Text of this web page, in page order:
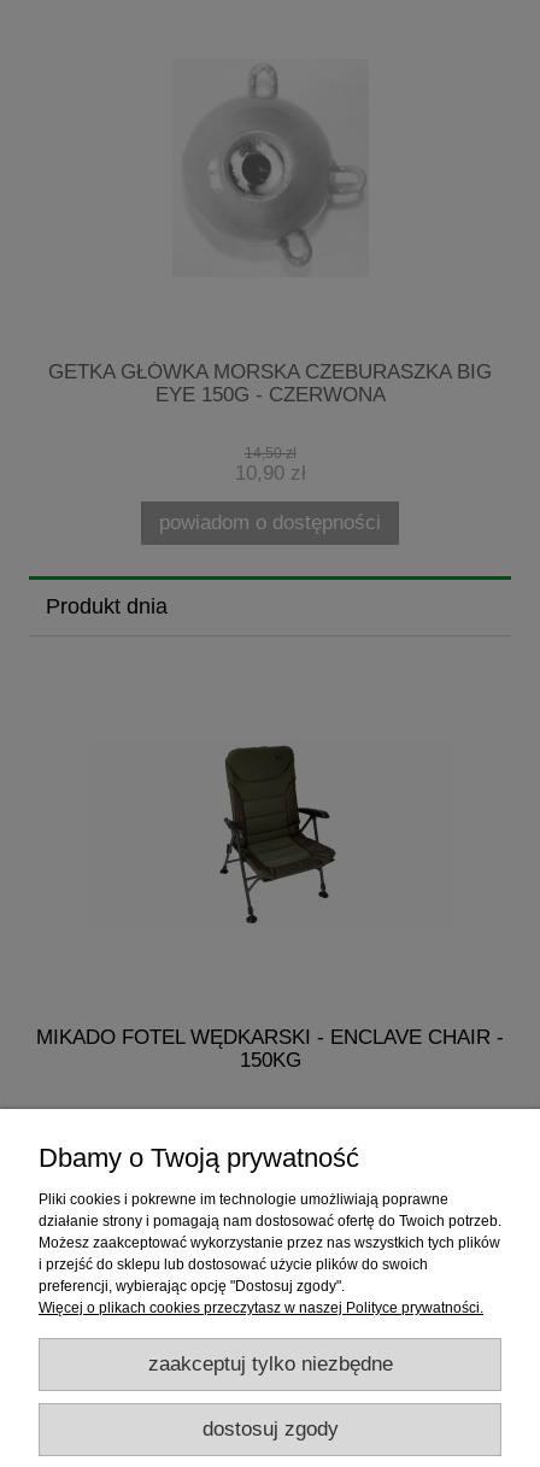
GETKA GŁÓWKA MORSKA CZEBURASZKA BIG
EYE 150G - CZERWONA
14,50 zł
10,90 zł
powiadom o dostępności
Produkt dnia
MIKADO FOTEL WĘDKARSKI - ENCLAVE CHAIR -
150KG
do koszyka
Informacje
Sklep internetowy
RATY
Promocje
Dbamy o Twoją prywatność
Pliki cookies i pokrewne im technologie umożliwiają poprawne
działanie strony i pomagają nam dostosować ofertę do Twoich potrzeb.
Możesz zaakceptować wykorzystanie przez nas wszystkich tych plików
i przejść do sklepu lub dostosować użycie plików do swoich
preferencji, wybierając opcję "Dostosuj zgody".
Więcej o plikach cookies przeczytasz w naszej Polityce prywatności.
zaakceptuj tylko niezbędne
dostosuj zgody